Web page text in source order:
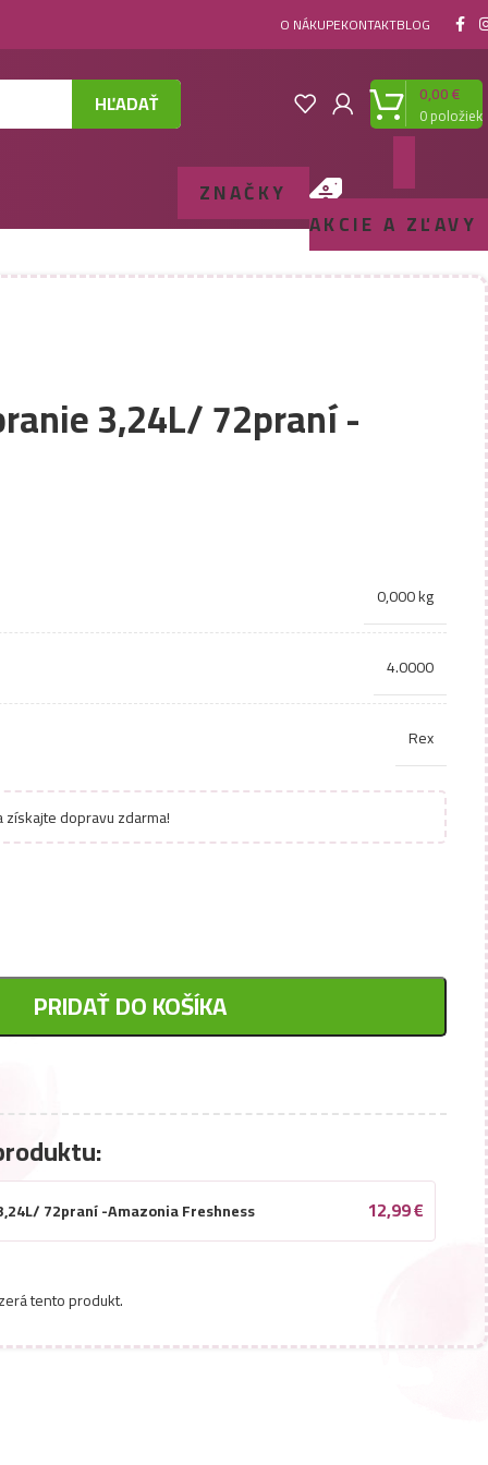
O NÁKUPEKONTAKTBLOG
HĽADAŤ 0položiek
0,00€
ZNAČKY
AKCIE A ZĽAVY
3,24L/ 72praní -
0,000 kg
4.0000
Rex
dopravu zdarma!
PRIDAŤ DO KOŠÍKA
72praní -Amazonia Freshness 12,99€
tento produkt.